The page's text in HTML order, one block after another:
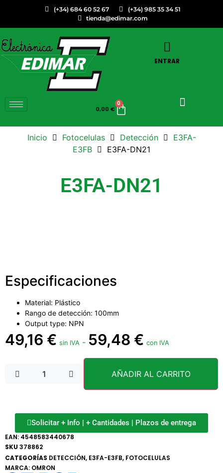
(+34) 684 60 52 67
(+34) 985 35 34 51
tienda@edimar.com
ENTRAR
0,00 €
0
Inicio Fotocelulas Detección
E3FA-
E3FB
E3FA-DN21
E3FA-DN21
Especificaciones
Material: Plástico
Rango de detección: 100mm
Output type: NPN
49,16 € sin IVA - 59,48 € con IVA
AÑADIR AL CARRITO
Solicitar + Info | + Cantidades | Plazos de entrega
EAN: 4548583440678
SKU378862
CATEGORÍAS DETECCIÓN, E3FA-E3FB, FOTOCELULAS
MARCA: OMRON